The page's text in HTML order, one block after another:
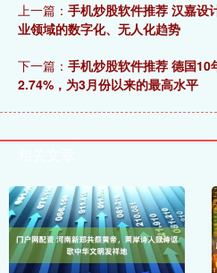
上一篇： 手机炒股软件推荐 汉嘉设
业领域的数字化、无人化趋势
下一篇： 手机炒股软件推荐 德国10
2.74%，为3月份以来的最高水平